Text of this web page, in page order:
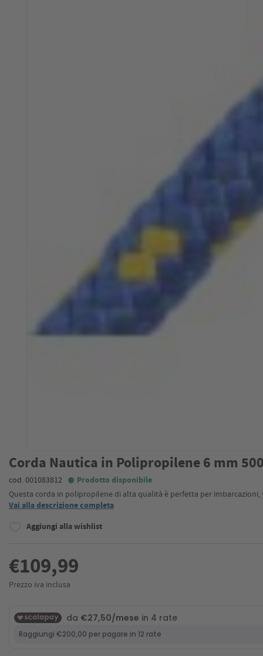
Corda Nautica in Polipropilene 6 mm
cod. 001083812 Prodotto disponibile
Questa corda in polipropilene di alta qualità è perfetta per imbarcazioni,
Vai alla descrizione completa
Aggiungi alla wishlist
€109,99
Prezzo iva inclusa